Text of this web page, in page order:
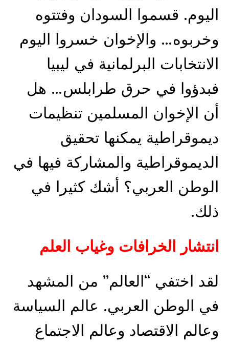
اليوم. قسموا السودان وفتتوه
وخربوه… والإخوان خسروا اليوم
الانتخابات البرلمانية في ليبيا
فبدؤوا في حرق طرابلس… هل
أن الإخوان المسلمين تنظيمات
ديموقراطية يمكنها تحقيق
الديموقراطية والمشاركة فيها في
الوطن العربي؟ أشك كثيرا في
ذلك.
انتشار الخرافات وغياب العلم
لقد اختفي “العالم” من المشهد
في الوطن العربي. عالم السياسة
وعالم الاقتصاد وعالم الاجتماع